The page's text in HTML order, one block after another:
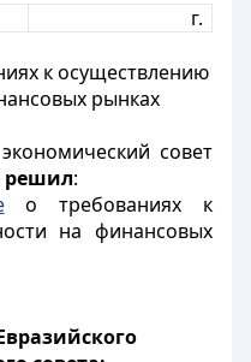
г.
к осуществлению
рынках
совет
решил:
о требованиях к
на финансовых